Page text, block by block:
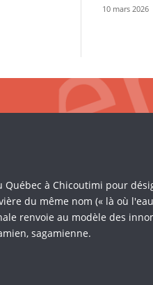
10 mars 2026
à Chicoutimi pour
du même nom (« là où
renvoie au modèle des
sagamienne.